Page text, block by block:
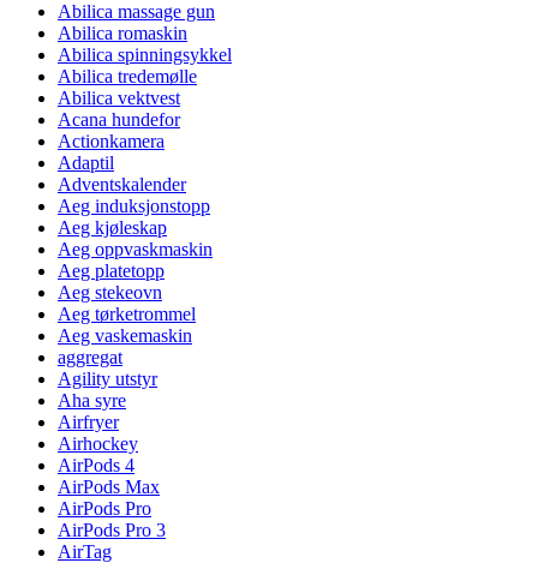
Abilica massage gun
Abilica romaskin
Abilica spinningsykkel
Abilica tredemølle
Abilica vektvest
Acana hundefor
Actionkamera
Adaptil
Adventskalender
Aeg induksjonstopp
Aeg kjøleskap
Aeg oppvaskmaskin
Aeg platetopp
Aeg stekeovn
Aeg tørketrommel
Aeg vaskemaskin
aggregat
Agility utstyr
Aha syre
Airfryer
Airhockey
AirPods 4
AirPods Max
AirPods Pro
AirPods Pro 3
AirTag